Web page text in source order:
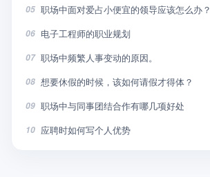
05 职场中面对爱占小便宜的领导应该怎么办？
06 电子工程师的职业规划
07 职场中频繁人事变动的原因。
08 想要休假的时候，该如何请假才得体？
09 职场中与同事团结合作有哪几项好处
10 应聘时如何写个人优势